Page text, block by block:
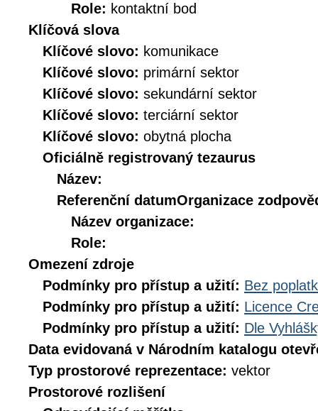
Role: kontaktní bod
Klíčová slova
Klíčové slovo: komunikace
Klíčové slovo: primární sektor
Klíčové slovo: sekundární sektor
Klíčové slovo: terciární sektor
Klíčové slovo: obytná plocha
Oficiálně registrovaný tezaurus
Název:
Referenční datumOrganizace
Název organizace:
Role:
Omezení zdroje
Podmínky pro přístup a užití: Bez
Podmínky pro přístup a užití: Licence
Podmínky pro přístup a užití: Dle
Data evidovaná v Národním katalogu
Typ prostorové reprezentace: vektor
Prostorové rozlišení